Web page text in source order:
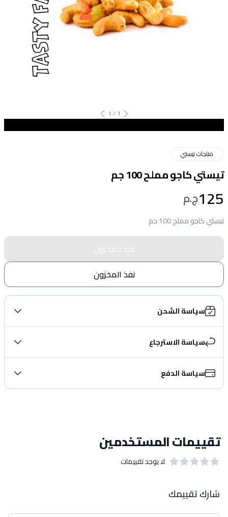
1
/
1
منتجات تيستي
تيستي كاجو مملح 100 جم
125ج.م
تيستي كاجو مملح 100 جم
نفذ المخزون
نفذ المخزون
سياسة الشحن
سياسة الاسترجاع
سياسة الدفع
تقييمات المستخدمين
لا يوجد تقييمات
شارك تقييمك